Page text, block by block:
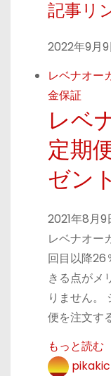
記事リ
2022年9月9
レベナオー
金保証
レベ
定期
ゼン
2021年8月9
レベナオー
回目以降26
きる点がメ
りません。
便を注文す
もっと読む